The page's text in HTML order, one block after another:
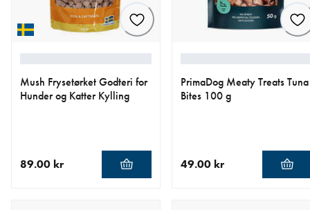
Mush Frysetørket Godteri for
Hunder og Katter Kylling
89.00 kr
PrimaDog Meaty Treats Tuna
Bites 100 g
49.00 kr